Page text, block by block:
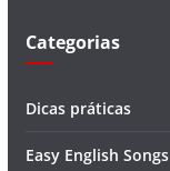
Categorias
Dicas práticas
Easy English Songs